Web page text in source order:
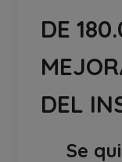
DE
DEL
Se